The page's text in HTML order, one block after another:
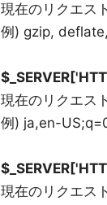
現在のリクエス
例) gzip,
現在のリクエス
例) ja,en-
現在のリクエス